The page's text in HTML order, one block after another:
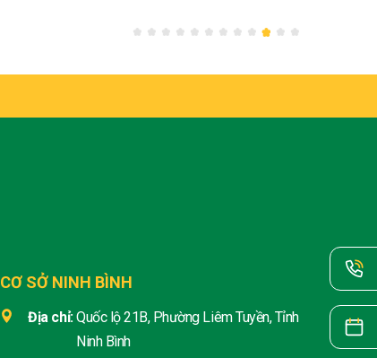
CƠ SỞ NINH BÌNH
Địa chỉ:Quốc lộ 21B, Phường Liêm Tuyền, Tỉnh
Ninh Bình